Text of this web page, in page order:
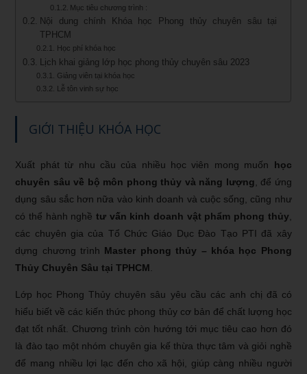
Mục tiêu chương trình :
Nội dung chính Khóa học Phong thủy chuyên sâu tại
TPHCM
Học phí khóa học
Lịch khai giảng lớp học phong thủy chuyên sâu 2023
Giảng viên tại khóa học
Lễ tôn vinh sự học
GIỚI THIỆU KHÓA HỌC
Xuất phát từ nhu cầu của nhiều học viên mong muốn học
chuyên sâu về bộ môn phong thủy và năng lượng, để ứng
dụng sâu sắc hơn nữa vào kinh doanh và cuộc sống, cũng như
có thể hành nghềtư vấn kinh doanh vật phẩm phong thủy,
các chuyên gia của Tổ Chức Giáo Dục Đào Tạo PTI đã xây
dựng chương trình Master phong thủy – khóa học Phong
Thủy Chuyên Sâu tại TPHCM.
Lớp học Phong Thủy chuyên sâu yêu cầu các anh chị đã có
hiểu biết về các kiến thức phong thủy cơ bản để chất lượng học
đạt tốt nhất. Chương trình còn hướng tới mục tiêu cao hơn đó
là đào tạo một nhóm chuyên gia kế thừa thực tâm và giỏi nghề
để mang nhiều lợi lạc đến cho xã hội, giúp càng nhiều người